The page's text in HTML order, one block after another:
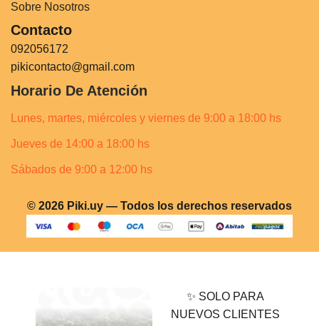
Sobre Nosotros
Contacto
092056172
pikicontacto@gmail.com
Horario De Atención
Lunes, martes, miércoles y viernes de 9:00 a 18:00 hs
Jueves de 14:00 a 18:00 hs
Sábados de 9:00 a 12:00 hs
© 2026 Piki.uy — Todos los derechos reservados
✨ SOLO PARA
NUEVOS CLIENTES